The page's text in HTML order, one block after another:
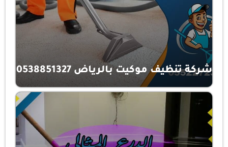
شركة تنظيف موكيت بالرياض 0538851327